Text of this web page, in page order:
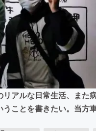
アルな日常生活、また
ことを書きたい。当方